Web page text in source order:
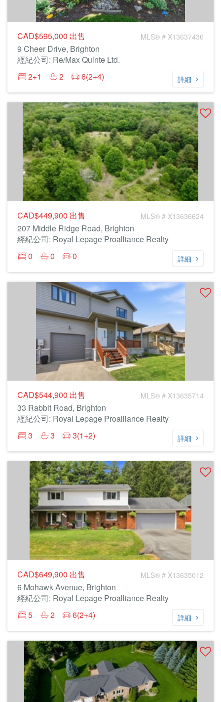
CAD$595,000 出售 MLS® # X13637436
9 Cheer Drive, Brighton
經紀公司: Re/Max Quinte Ltd.
2+1
2 6(2+4) 詳細
CAD$449,900 出售 MLS® # X13636624
207 Middle Ridge Road, Brighton
經紀公司: Royal Lepage Proalliance Realty
0
0 0 詳細
CAD$544,900 出售 MLS® # X13635714
33 Rabbit Road, Brighton
經紀公司: Royal Lepage Proalliance Realty
3
3 3(1+2) 詳細
CAD$649,900 出售 MLS® # X13635012
6 Mohawk Avenue, Brighton
經紀公司: Royal Lepage Proalliance Realty
5
2 6(2+4) 詳細